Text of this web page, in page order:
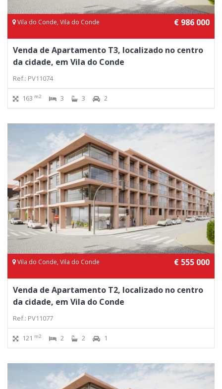
Vila do Conde, Vila do Conde € 986 000
Venda de Apartamento T3, localizado no centro
da cidade, em Vila do Conde
Ref.: PV11074
163 m2 3 3 2
Vila do Conde, Vila do Conde € 555 000
Venda de Apartamento T2, localizado no centro
da cidade, em Vila do Conde
Ref.: PV11077
121 m2 2 2 1